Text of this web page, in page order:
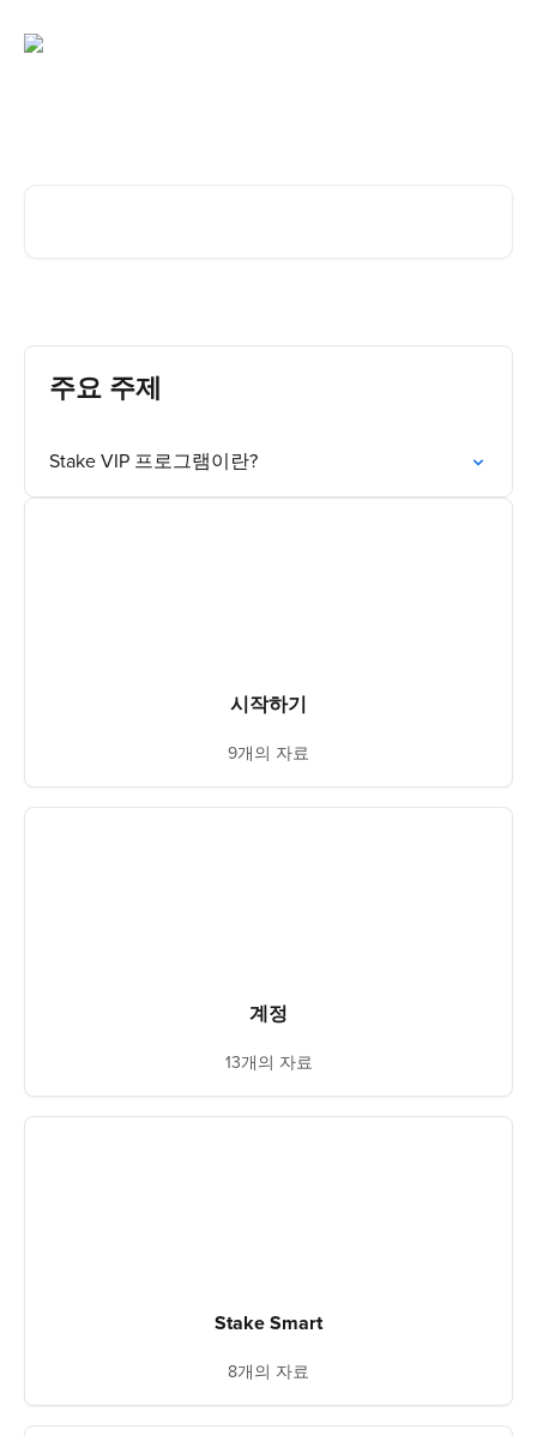
주요 주제
Stake VIP 프로그램이란?
시작하기
9개의 자료
계정
13개의 자료
Stake Smart
8개의 자료